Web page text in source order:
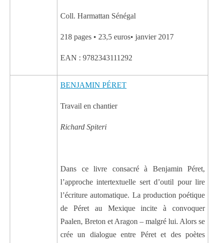
Coll. Harmattan Sénégal
218 pages • 23,5 euros• janvier 2017
EAN : 9782343111292
BENJAMIN PÉRET
Travail en chantier
Richard Spiteri
Dans ce livre consacré à Benjamin Péret,
l’approche intertextuelle sert d’outil pour lire
l’écriture automatique. La production poétique
de Péret au Mexique incite à convoquer
Paalen, Breton et Aragon – malgré lui. Alors se
crée un dialogue entre Péret et des poètes